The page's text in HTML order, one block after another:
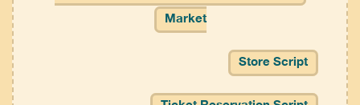
Market
Store Script